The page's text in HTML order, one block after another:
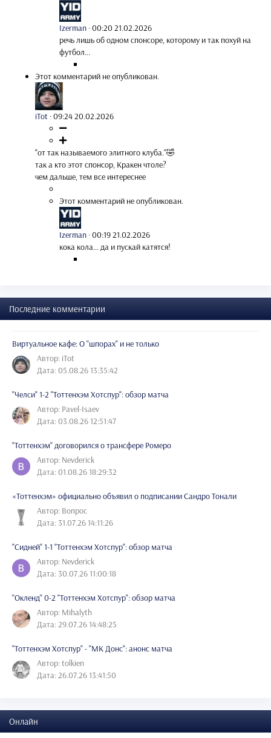
Izerman ·00:20 21.02.2026
речь лишь об одном спонсоре, которому и так похуй на
футбол...
Этот комментарий не опубликован.
iTot ·09:24 20.02.2026
"от так называемого элитного клуба."🤣
так а кто этот спонсор, Кракен чтоле?
чем дальше, тем все интереснее
Этот комментарий не опубликован.
Izerman ·00:19 21.02.2026
кока кола... да и пускай катятся!
Последние комментарии
Виртуальное кафе: О "шпорах" и не только
Автор: iTot
Дата: 05.08.26 13:35:42
"Челси" 1-2 "Тоттенхэм Хотспур": обзор матча
Автор: Pavel-Isaev
Дата: 03.08.26 12:51:47
"Тоттенхэм" договорился о трансфере Ромеро
Автор: Nevderick
Дата: 01.08.26 18:29:32
«Тоттенхэм» официально объявил о подписании Сандро Тонали
Автор: Вопрос
Дата: 31.07.26 14:11:26
"Сидней" 1-1 "Тоттенхэм Хотспур": обзор матча
Автор: Nevderick
Дата: 30.07.26 11:00:18
"Окленд" 0-2 "Тоттенхэм Хотспур": обзор матча
Автор: Mihalyth
Дата: 29.07.26 14:48:25
"Тоттенхэм Хотспур" - "МК Донс": анонс матча
Автор: tolkien
Дата: 26.07.26 13:41:50
Онлайн